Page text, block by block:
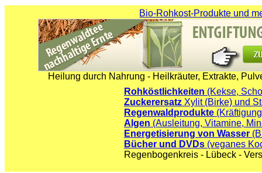
Bio-Rohkost-Produkte und
Heilung durch Nahrung - Heilkräuter, Extrakte,
Rohköstlichkeiten (Kekse,
Zuckerersatz Xylit (Birke) und
Regenwaldprodukte
Algen (Ausleitung, Vitamine,
Energetisierung von Wasser
Bücher und DVDs (veganes
Regenbogenkreis - Lübeck -